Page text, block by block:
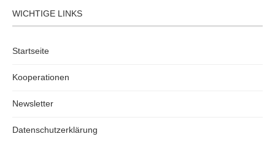
WICHTIGE LINKS
Startseite
Kooperationen
Newsletter
Datenschutzerklärung